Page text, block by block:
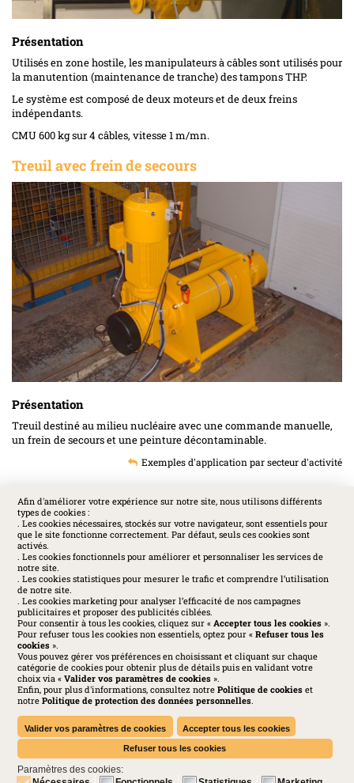
Afin d'améliorer votre expérience sur notre site, nous utilisons différents
types de cookies :
. Les cookies nécessaires, stockés sur votre navigateur, sont essentiels pour
que le site fonctionne correctement. Par défaut, seuls ces cookies sont
activés.
. Les cookies fonctionnels pour améliorer et personnaliser les services de
notre site.
. Les cookies statistiques pour mesurer le trafic et comprendre l’utilisation
de notre site.
. Les cookies marketing pour analyser l’efficacité de nos campagnes
publicitaires et proposer des publicités ciblées.
Pour consentir à tous les cookies, cliquez sur « Accepter tous les cookies».
Pour refuser tous les cookies non essentiels, optez pour « Refuser tous les
cookies».
Vous pouvez gérer vos préférences en choisissant et cliquant sur chaque
catégorie de cookies pour obtenir plus de détails puis en validant votre
choix via « Valider vos paramètres de cookies».
Enfin, pour plus d'informations, consultez notre Politique de cookieset
notre Politique de protection des données personnelles.
Valider vos paramètres de cookies Accepter tous les cookies
Refuser tous les cookies
Paramètres des cookies:
Présentation
Utilisés en zone hostile, les manipulateurs à câbles sont utilisés pour
la manutention (maintenance de tranche) des tampons THP.
Le système est composé de deux moteurs et de deux freins
indépendants.
CMU600 kg sur 4 câbles, vitesse 1 m/mn.
Treuil avec frein de secours
Présentation
Treuil destiné au milieu nucléaire avec une commande manuelle,
un frein de secours et une peinture décontaminable.
Exemples d'application par secteur d'activité
SOCIAL
Huchez 2016© Tous droits réservés - Reproductions interdites
Mentions légales-Politique de confidentialité
Conditions générales- Charte des médias sociaux